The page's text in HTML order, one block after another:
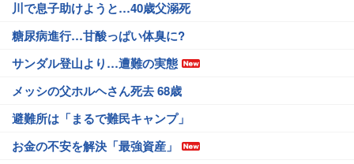
川で息子助けようと…40歳父溺死
糖尿病進行…甘酸っぱい体臭に?
サンダル登山より…遭難の実態
メッシの父ホルヘさん死去 68歳
避難所は「まるで難民キャンプ」
お金の不安を解決「最強資産」